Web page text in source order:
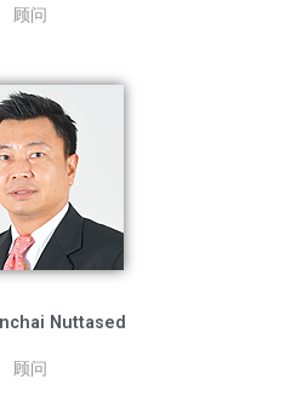
顾问
Nuttased
顾问